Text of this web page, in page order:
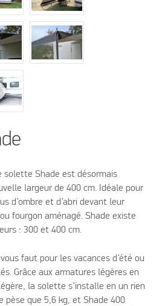
solette Shade est désormais
largeur de 400 cm. Idéale pour
d’ombre et d’abri devant leur
fourgon aménagé. Shade existe
: 300 et 400 cm.
faut pour les vacances d’été ou
Grâce aux armatures légères en
la solette s’installe en un rien
pèse que 5,6 kg, et Shade 400